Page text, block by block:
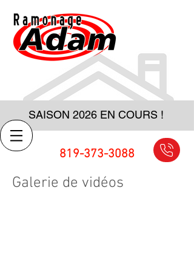
819-373-3088
SAISON 2026 EN COURS !
Galerie de vidéos